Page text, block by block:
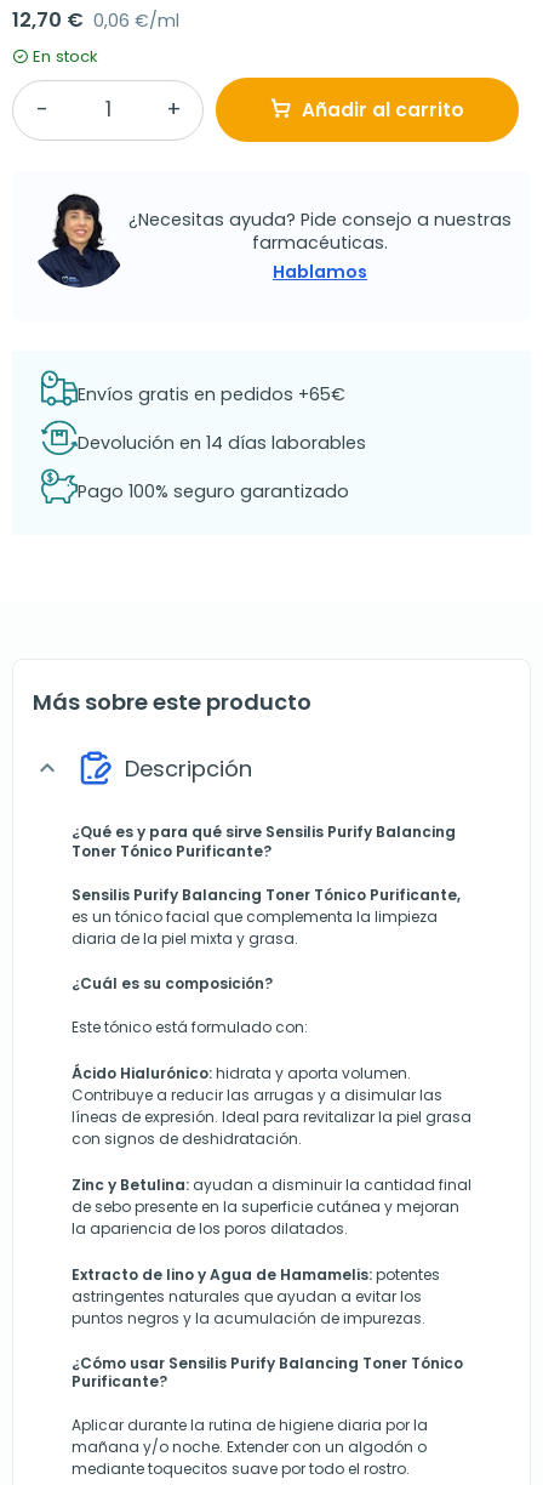
12,70 € 0,06 €/ml
En stock
Añadir al carrito
¿Necesitas ayuda? Pide consejo a nuestras
farmacéuticas.
Hablamos
Envíos gratis en pedidos +65€
Devolución en 14 días laborables
Pago 100% seguro garantizado
Más sobre este producto
expand_more Descripción
¿Qué es y para qué sirve Sensilis Purify Balancing
Toner Tónico Purificante?
Sensilis Purify Balancing Toner Tónico Purificante,
es un tónico facial que complementa la limpieza
diaria de la piel mixta y grasa.
¿Cuál es su composición?
Este tónico está formulado con:
Ácido Hialurónico:hidrata y aporta volumen.
Contribuye a reducir las arrugas y a disimular las
líneas de expresión. Ideal para revitalizar la piel grasa
con signos de deshidratación.
Zinc y Betulina: ayudan a disminuir la cantidad final
de sebo presente en la superficie cutánea y mejoran
la apariencia de los poros dilatados.
Extracto de lino y Agua de Hamamelis:potentes
astringentes naturales que ayudan a evitar los
puntos negros y la acumulación de impurezas.
¿Cómo usar Sensilis Purify Balancing Toner Tónico
Purificante?
Aplicar durante la rutina de higiene diaria por la
mañana y/o noche. Extender con un algodón o
mediante toquecitos suave por todo el rostro.